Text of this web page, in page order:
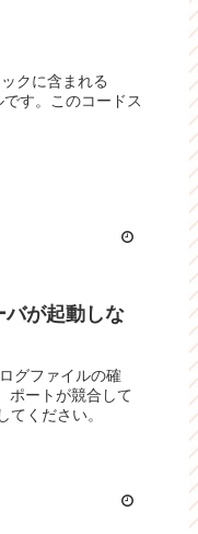
クに含まれる
す。このコードス
が起動しな
グファイルの確
ポートが競合して
ください。